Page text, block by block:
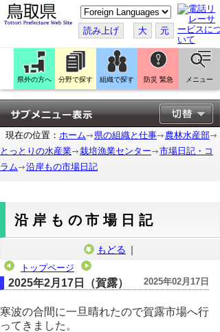
こ
の
ペ
ー
ジ
翻
訳
す
る
読み上げ 大 元
県外の方へ 分野で探す 組織で探す 防災 緊急 メニュー
現在の位置： ホーム 県の組織と仕事
農林水産部
とっとりの水産業
栽培漁業センター
市場日記・コ
ラム
沿岸もの市場日記
沿岸もの市場日記
もどる ｜
トップページ
2025年02月17日
2025年2月17日（賀露）
寒波の合間に一旦晴れたので賀露市場へ行
ってきました。